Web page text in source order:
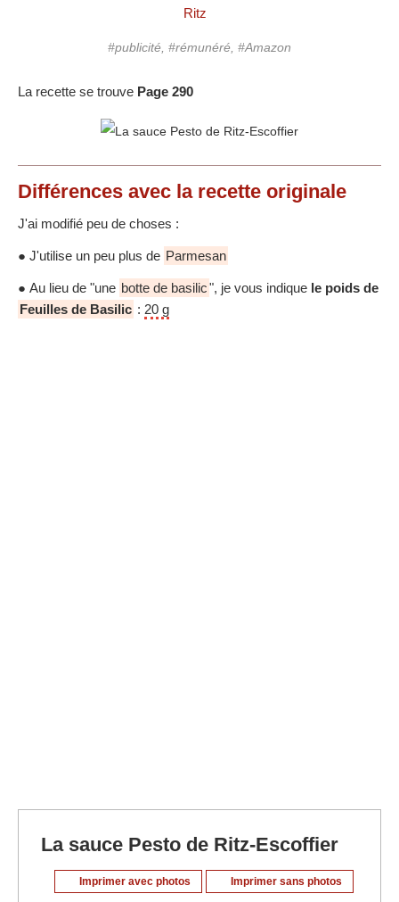
Ritz
#publicité, #rémunéré, #Amazon
La recette se trouve Page 290
Différences avec la recette originale
J'ai modifié peu de choses :
● J'utilise un peu plus de Parmesan
● Au lieu de "une botte de basilic", je vous indique le poids de
Feuilles de Basilic : 20 g
La sauce Pesto de Ritz-Escoffier
Imprimer avec photos Imprimer sans photos